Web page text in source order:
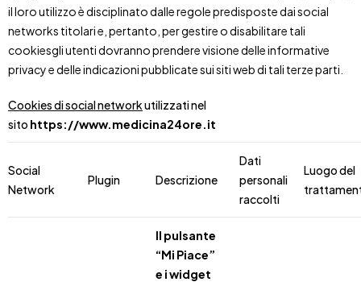
il loro utilizzo è disciplinato dalle regole predisposte dai social
networks titolari e, pertanto, per gestire o disabilitare tali
cookiesgli utenti dovranno prendere visione delle informative
privacy e delle indicazioni pubblicate sui siti web di tali terze parti.
Cookies di social networkutilizzati nel
sito https://www.medicina24ore.it
Social
Network
Plugin Descrizione
Dati
personali
raccolti
Luogo del
Il pulsante
“Mi Piace”
e i widget